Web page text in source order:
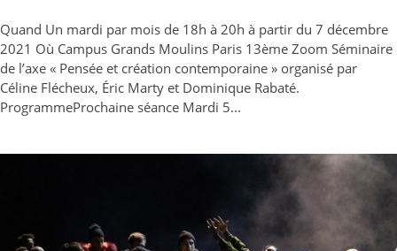
Quand Un mardi par mois de 18h à 20h à partir du 7 décembre
2021 Où Campus Grands Moulins Paris 13ème Zoom Séminaire
de l’axe « Pensée et création contemporaine » organisé par
Céline Flécheux, Éric Marty et Dominique Rabaté.
ProgrammeProchaine séance Mardi 5...